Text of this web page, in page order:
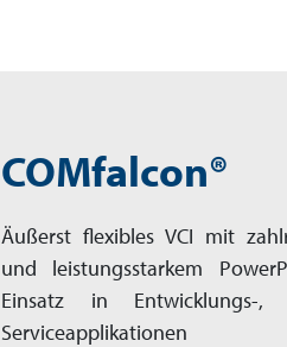
COMfalcon®
Äußerst flexibles VCI mit
und leistungsstarkem
Einsatz in Entwicklungs-,
Serviceapplikationen